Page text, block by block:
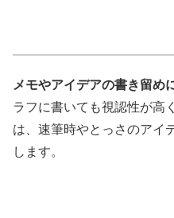
メモやアイデアの書き留め
ラフに書いても視認性が高
は、速筆時やとっさのアイ
します。